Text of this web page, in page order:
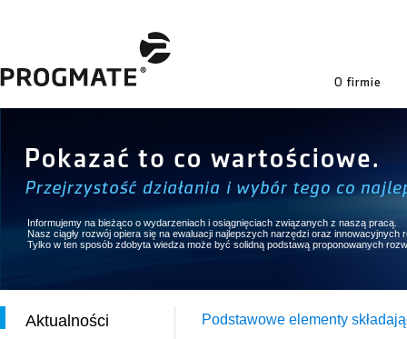
Informujemy na bieżąco o wydarzeniach i osiągnięciach związanych z naszą pracą.
Nasz ciągły rozwój opiera się na ewaluacji najlepszych narzędzi oraz innowacyjnych
Tylko w ten sposób zdobyta wiedza może być solidną podstawą proponowanych
Aktualności Podstawowe elementy